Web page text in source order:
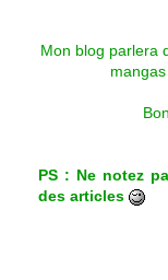
Mon blog parlera
PS : Ne notez
des articles